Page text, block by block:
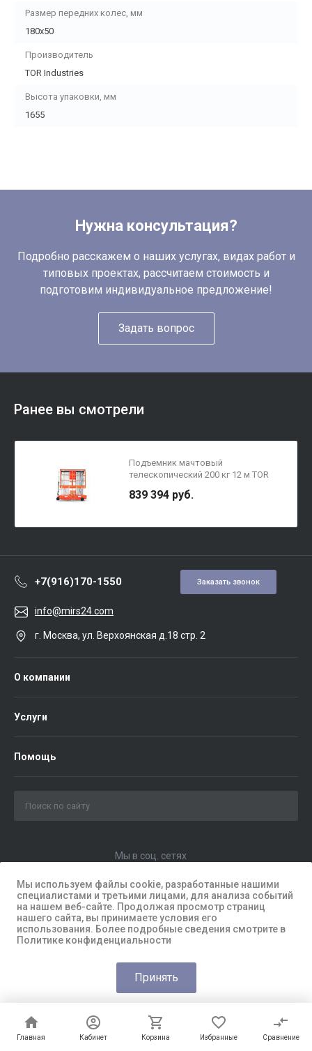
Главная Кабинет Корзина Избранные Сравнение
Главная Кабинет Корзина Избранные Сравнение
Мы используем файлы cookie, разработанные нашими
специалистами и третьими лицами, для анализа событий
на нашем веб-сайте. Продолжая просмотр страниц
нашего сайта, вы принимаете условия его
использования. Более подробные сведения смотрите в
Политике конфиденциальности
Принять
Размер передних колес, мм
180х50
Производитель
TOR Industries
Высота упаковки, мм
1655
Нужна консультация?
Подробно расскажем о наших услугах, видах работ и
типовых проектах, рассчитаем стоимость и
подготовим индивидуальное предложение!
Задать вопрос
Ранее вы смотрели
Подъемник мачтовый
телескопический 200 кг 12 м TOR
(автономный) (G)
839 394 руб.
+7(916)170-1550 Заказать звонок
info@mirs24.com
г. Москва, ул. Верхоянская д.18 стр. 2
О компании
Услуги
Помощь
Мы в соц. сетях
© 2026 Universe, Все права защищены